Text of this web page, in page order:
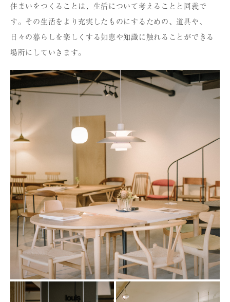
住まいをつくることは、⽣活について考えることと同義で
す。その⽣活をより充実したものにするための、道具や、
⽇々の暮らしを楽しくする知恵や知識に触れることができる
場所にしていきます。